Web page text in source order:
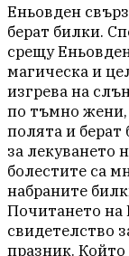
Еньовден
берат билки.
срещу
магическа и
изгрева на
по тъмно жени,
полята и берат
за лекуването
болестите са
набраните
Почитането на
свидетелство
празник. Който